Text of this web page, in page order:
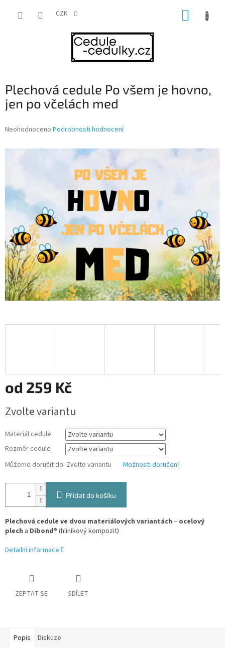
CZK
Plechová cedule Po všem je hovno,
jen po včelách med
Průměrné
produktu
5
Neohodnoceno Podrobnosti hodnocení
od 259 Kč
cena:
Zvolte variantu
Materiál cedule
Rozměr cedule
Můžeme doručit do: Zvolte variantu Možnosti doručení
Přidat do košíku
Plechová cedule ve dvou materiálových variantách – ocelový
plech a Dibond® (hliníkový kompozit)
Detailní informace
ZEPTAT SE SDÍLET
Popis Diskuze